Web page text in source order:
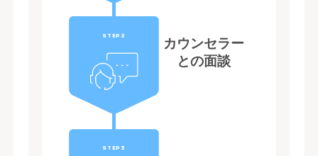
STEP2
カウンセラー
との面談
STEP3